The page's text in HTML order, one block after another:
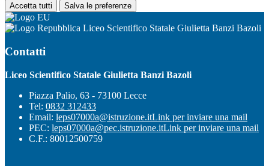
Accetta tutti Salva le preferenze
Liceo Scientifico Statale Giulietta Banzi Bazoli
Contatti
Liceo Scientifico Statale Giulietta Banzi Bazoli
Piazza Palio, 63 - 73100 Lecce
Tel: 0832 312433
Email: leps07000a@istruzione.itLink per inviare una mail
PEC: leps07000a@pec.istruzione.itLink per inviare una mail
C.F.: 80012500759